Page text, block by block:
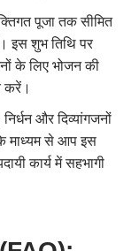
पूजा तक सीमित
इस शुभ तिथि पर
के लिए भोजन की
करें।
और दिव्यांगजनों
के माध्यम से आप इस
कार्य में सहभागी